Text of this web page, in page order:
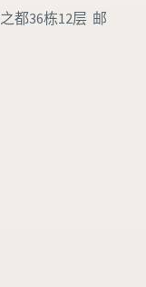
都36栋12层 邮